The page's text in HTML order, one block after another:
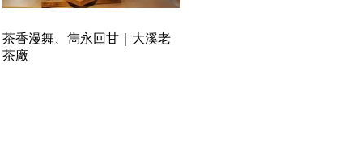
茶香漫舞、雋永回甘｜大溪老
茶廠